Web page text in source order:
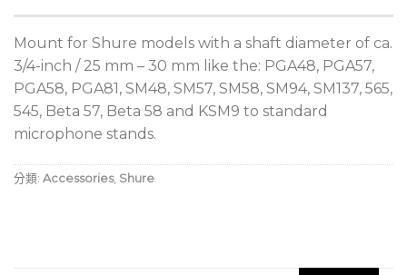
Mount for Shure models with a shaft diameter of ca.
3/4-inch / 25 mm – 30 mm like the: PGA48, PGA57,
PGA58, PGA81, SM48, SM57, SM58, SM94, SM137, 565,
545, Beta 57, Beta 58 and KSM9 to standard
microphone stands.
分類: Accessories, Shure